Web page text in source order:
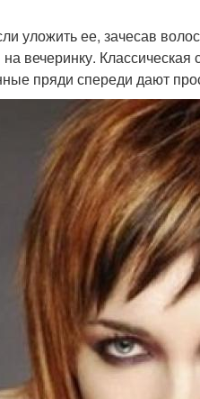
уложить ее, зачесав
вечеринку.
пряди спереди дают